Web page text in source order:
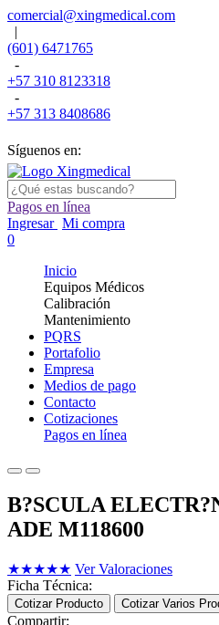
comercial@xingmedical.com
|
(601) 6471765
-
+57 310 8123318
-
+57 313 8408686
Síguenos en:
Pagos en línea
Ingresar Mi compra
0
Inicio
Equipos Médicos
Calibración
Mantenimiento
PQRS
Portafolio
Empresa
Medios de pago
Contacto
Cotizaciones
Pagos en línea
B?SCULA
ADE M118600
★★★★★ Ver Valoraciones
Ficha Técnica:
Cotizar Producto Cotizar Varios
Compartir: